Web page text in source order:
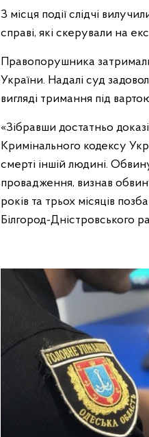
З місця події слідчі
справі, які скерували на
Правопорушника
України. Надалі суд
вигляді тримання під
«Зібравши достатньо
Кримінального кодексу
смерті іншій людині.
провадження, визнав
років та трьох місяців
Білгород-Дністровського